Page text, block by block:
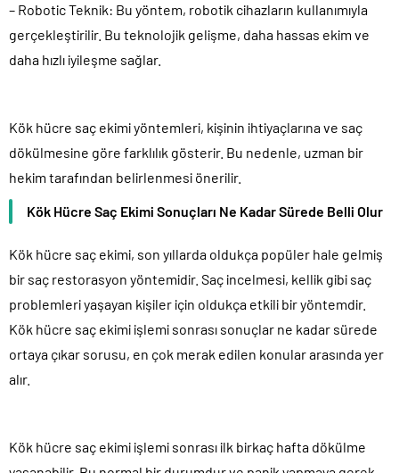
– Robotic Teknik: Bu yöntem, robotik cihazların kullanımıyla
gerçekleştirilir. Bu teknolojik gelişme, daha hassas ekim ve
daha hızlı iyileşme sağlar.
Kök hücre saç ekimi yöntemleri, kişinin ihtiyaçlarına ve saç
dökülmesine göre farklılık gösterir. Bu nedenle, uzman bir
hekim tarafından belirlenmesi önerilir.
Kök Hücre Saç Ekimi Sonuçları Ne Kadar Sürede Belli Olur
Kök hücre saç ekimi, son yıllarda oldukça popüler hale gelmiş
bir saç restorasyon yöntemidir. Saç incelmesi, kellik gibi saç
problemleri yaşayan kişiler için oldukça etkili bir yöntemdir.
Kök hücre saç ekimi işlemi sonrası sonuçlar ne kadar sürede
ortaya çıkar sorusu, en çok merak edilen konular arasında yer
alır.
Kök hücre saç ekimi işlemi sonrası ilk birkaç hafta dökülme